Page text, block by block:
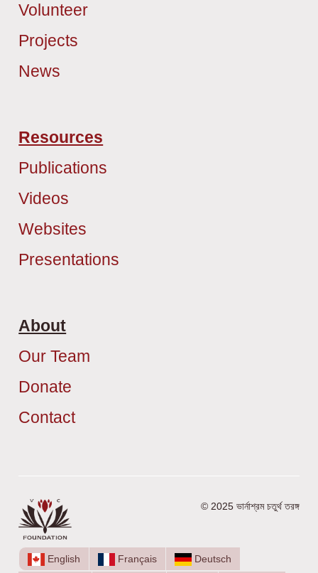
Volunteer
Projects
News
Resources
Publications
Videos
Websites
Presentations
About
Our Team
Donate
Contact
© 2025 ভার্নাশ্রম চতুর্থ তরঙ্গ
English Français Deutsch